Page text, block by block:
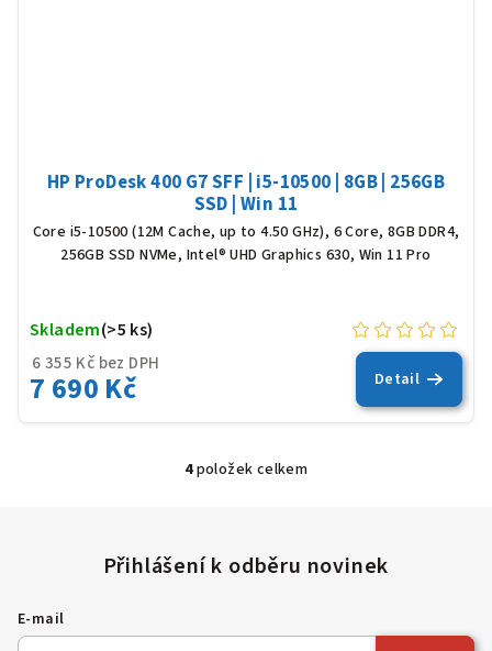
HP ProDesk 400 G7 SFF | i5-10500 | 8GB | 256GB
SSD | Win 11
Core i5-10500 (12M Cache, up to 4.50 GHz), 6 Core, 8GB DDR4,
256GB SSD NVMe, Intel® UHD Graphics 630, Win 11 Pro
6 355 Kč bez DPH
7 690 Kč
Skladem(>5 ks)
Detail
O
á
d
c
4položek celkem
E-mail